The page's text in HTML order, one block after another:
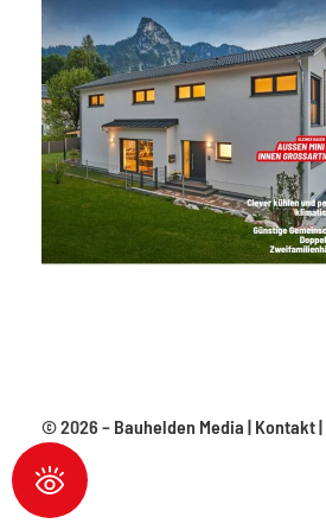
© 2026 – Bauhelden Media | Kontakt|